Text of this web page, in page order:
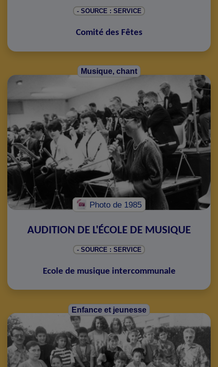
- SOURCE : SERVICE
Comité des Fêtes
Musique, chant
Photo de 1985
AUDITION DE L'ÉCOLE DE MUSIQUE
- SOURCE : SERVICE
Ecole de musique intercommunale
Enfance et jeunesse